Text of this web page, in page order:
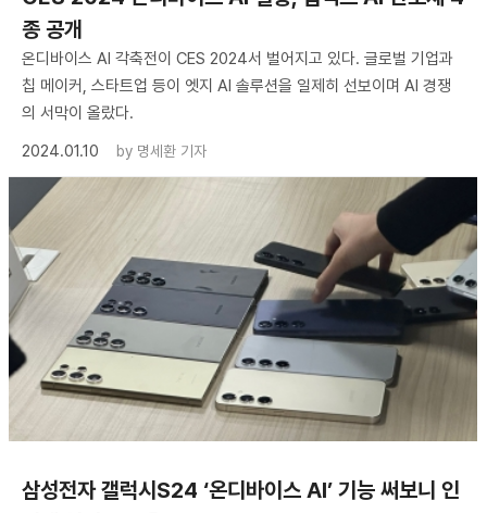
종 공개
온디바이스 AI 각축전이 CES 2024서 벌어지고 있다. 글로벌 기업과
칩 메이커, 스타트업 등이 엣지 AI 솔루션을 일제히 선보이며 AI 경쟁
의 서막이 올랐다.
2024.01.10
by 명세환 기자
삼성전자 갤럭시S24 ‘온디바이스 AI’ 기능 써보니 인